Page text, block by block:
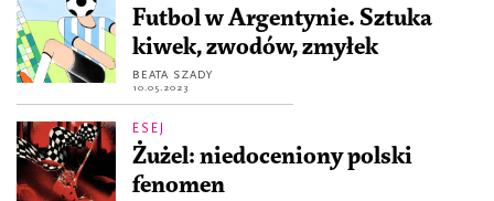
Futbol w Argentynie. Sztuka
kiwek, zwodów, zmyłek
BEATA SZADY
10.05.2023
ESEJ
Żużel: niedoceniony polski
fenomen